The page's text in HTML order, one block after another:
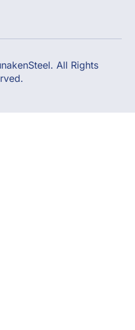
All Rights